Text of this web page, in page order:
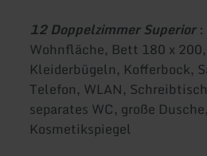
12 Doppelzimmer Superior:
Wohnfläche, Bett 180 x
Kleiderbügeln, Kofferbock,
Telefon, WLAN,
separates WC, große
Kosmetikspiegel